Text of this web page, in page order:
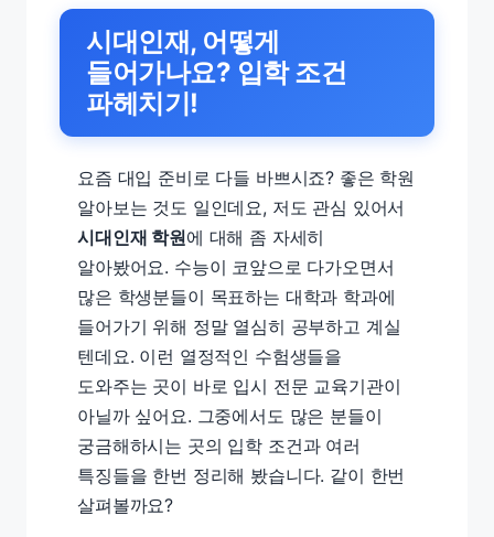
시대인재, 어떻게
들어가나요? 입학 조건
파헤치기!
요즘 대입 준비로 다들 바쁘시죠? 좋은 학원
알아보는 것도 일인데요, 저도 관심 있어서
시대인재 학원에 대해 좀 자세히
알아봤어요. 수능이 코앞으로 다가오면서
많은 학생분들이 목표하는 대학과 학과에
들어가기 위해 정말 열심히 공부하고 계실
텐데요. 이런 열정적인 수험생들을
도와주는 곳이 바로 입시 전문 교육기관이
아닐까 싶어요. 그중에서도 많은 분들이
궁금해하시는 곳의 입학 조건과 여러
특징들을 한번 정리해 봤습니다. 같이 한번
살펴볼까요?